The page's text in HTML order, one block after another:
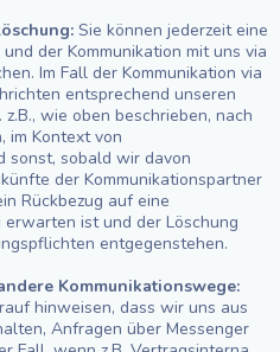
Sie können jederzeit eine
der Kommunikation mit uns via
Im Fall der Kommunikation via
entsprechend unseren
wie oben beschrieben, nach
im Kontext von
sonst, sobald wir davon
der Kommunikationspartner
Rückbezug auf eine
ist und der Löschung
entgegenstehen.
Kommunikationswege:
hinweisen, dass wir uns aus
Anfragen über Messenger